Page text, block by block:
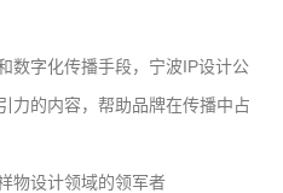
数字化传播手段，宁波IP设计公
力的内容，帮助品牌在传播中占
物设计领域的领军者